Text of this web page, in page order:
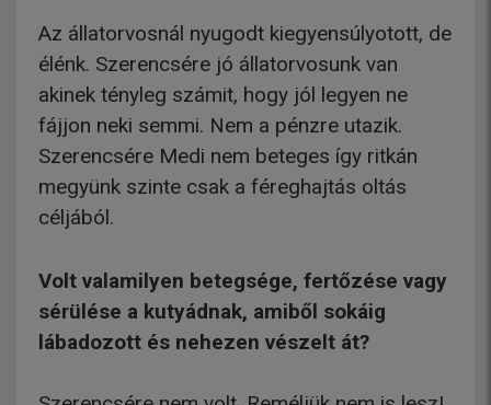
Az állatorvosnál nyugodt kiegyensúlyotott, de
élénk. Szerencsére jó állatorvosunk van
akinek tényleg számit, hogy jól legyen ne
fájjon neki semmi. Nem a pénzre utazik.
Szerencsére Medi nem beteges így ritkán
megyünk szinte csak a féreghajtás oltás
céljából.
Volt valamilyen betegsége, fertőzése vagy
sérülése a kutyádnak, amiből sokáig
lábadozott és nehezen vészelt át?